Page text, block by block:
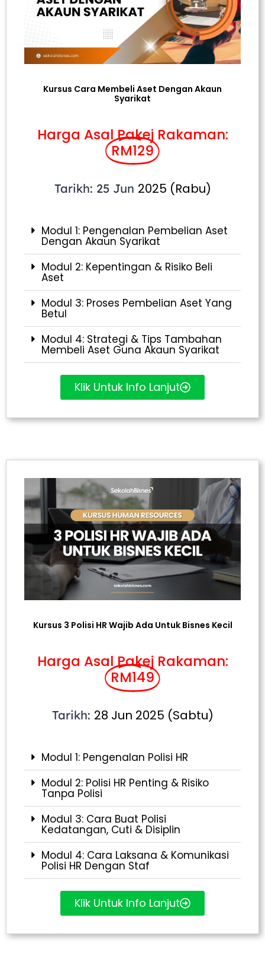
Kursus Cara Membeli Aset Dengan Akaun
Syarikat
Harga Asal Pakej Rakaman:
RM129
Tarikh: 25 Jun 2025 (Rabu)
Modul 1: Pengenalan Pembelian Aset
Dengan Akaun Syarikat
Modul 2: Kepentingan & Risiko Beli
Aset
Modul 3: Proses Pembelian Aset Yang
Betul
Modul 4: Strategi & Tips Tambahan
Membeli Aset Guna Akaun Syarikat
Klik Untuk Info Lanjut
Kursus 3 Polisi HR Wajib Ada Untuk Bisnes Kecil
Harga Asal Pakej Rakaman:
RM149
Tarikh: 28 Jun 2025 (Sabtu)
Modul 1: Pengenalan Polisi HR
Modul 2: Polisi HR Penting & Risiko
Tanpa Polisi
Modul 3: Cara Buat Polisi
Kedatangan, Cuti & Disiplin
Modul 4: Cara Laksana & Komunikasi
Polisi HR Dengan Staf
Klik Untuk Info Lanjut